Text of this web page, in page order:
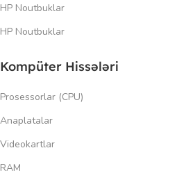
HP Noutbuklar
HP Noutbuklar
Kompüter Hissələri
Prosessorlar (CPU)
Anaplatalar
Videokartlar
RAM